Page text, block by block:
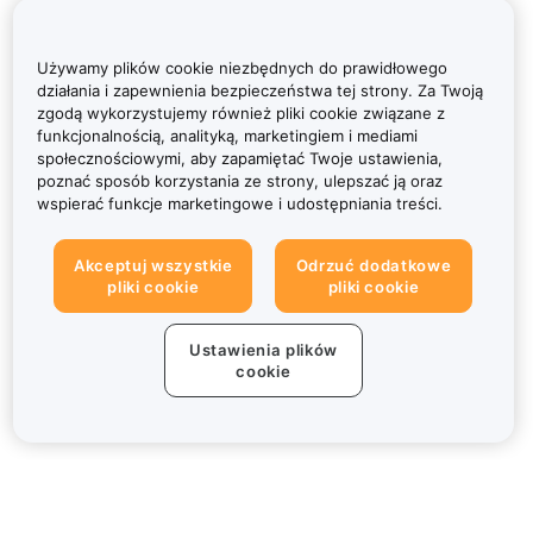
Używamy plików cookie niezbędnych do prawidłowego
działania i zapewnienia bezpieczeństwa tej strony. Za Twoją
zgodą wykorzystujemy również pliki cookie związane z
funkcjonalnością, analityką, marketingiem i mediami
społecznościowymi, aby zapamiętać Twoje ustawienia,
poznać sposób korzystania ze strony, ulepszać ją oraz
wspierać funkcje marketingowe i udostępniania treści.
Akceptuj wszystkie
pliki cookie
Odrzuć dodatkowe
pliki cookie
Ustawienia plików
cookie